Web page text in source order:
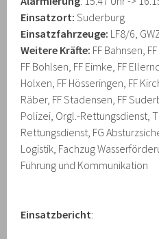
Einsatzort: Suderburg
Einsatzfahrzeuge: LF8/6,
Weitere Kräfte: FF Bahnsen,
FF Bohlsen, FF Eimke, FF
Holxen, FF Hösseringen, FF
Räber, FF Stadensen, FF
Polizei, Orgl.-Rettungsdienst,
Rettungsdienst, FG
Logistik, Fachzug
Führung und Kommunikation
Einsatzbericht: